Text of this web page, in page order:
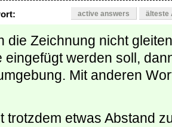
active answers älteste
die Zeichnung nicht
eingefügt werden soll,
Mit anderen
trotzdem etwas Abstand